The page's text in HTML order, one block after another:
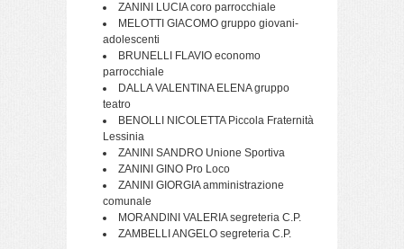
ZANINI LUCIA coro parrocchiale
MELOTTI GIACOMO gruppo giovani-
adolescenti
BRUNELLI FLAVIO economo
parrocchiale
DALLA VALENTINA ELENA gruppo
teatro
BENOLLI NICOLETTA Piccola Fraternità
Lessinia
ZANINI SANDRO Unione Sportiva
ZANINI GINO Pro Loco
ZANINI GIORGIA amministrazione
comunale
MORANDINI VALERIA segreteria C.P.
ZAMBELLI ANGELO segreteria C.P.